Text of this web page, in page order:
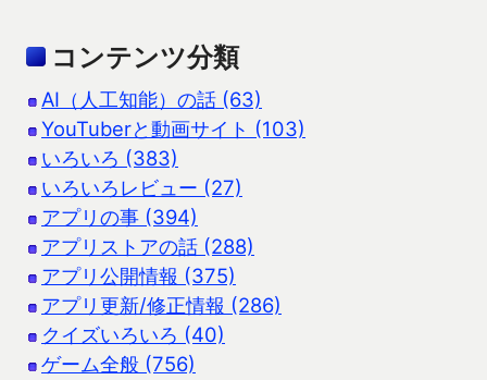
コンテンツ分類
AI（人工知能）の話 (63)
YouTuberと動画サイト (103)
いろいろ (383)
いろいろレビュー (27)
アプリの事 (394)
アプリストアの話 (288)
アプリ公開情報 (375)
アプリ更新/修正情報 (286)
クイズいろいろ (40)
ゲーム全般 (756)